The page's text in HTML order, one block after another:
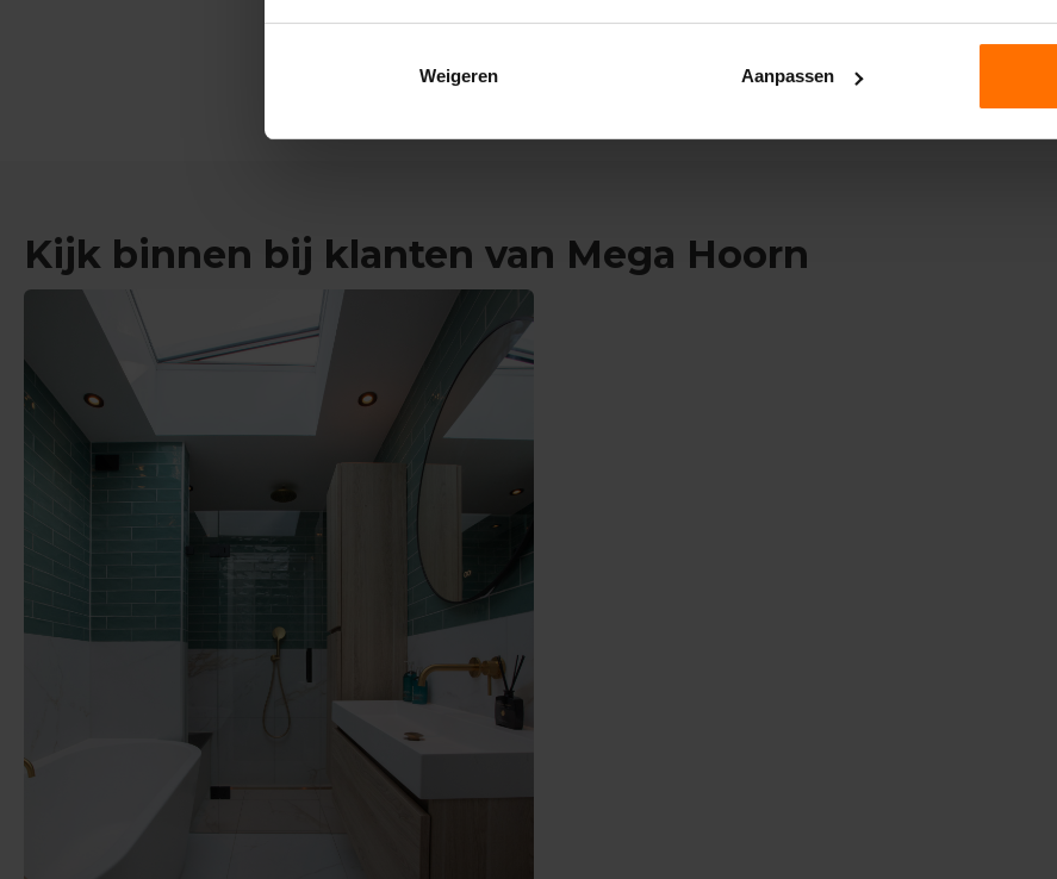
Weigeren Aanpassen
advies en hul..."
Kijk binnen bij klanten van Mega Hoorn